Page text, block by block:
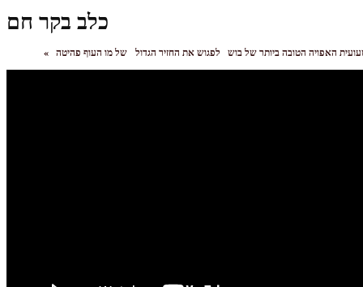
כלב בקר חם
« האפויה הטובה ביותר של בוש לפגוש את החזיר הגדול